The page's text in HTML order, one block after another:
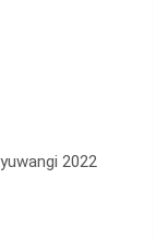
2022